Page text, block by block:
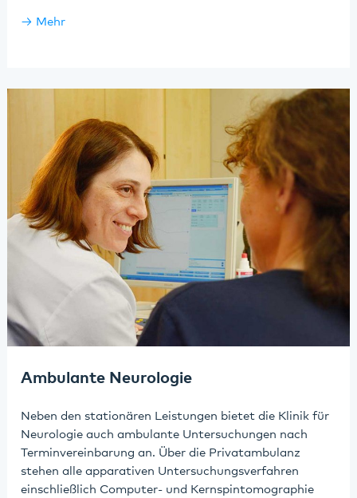
Mehr
Ambulante Neurologie
Neben den stationären Leistungen bietet die Klinik für
Neurologie auch ambulante Untersuchungen nach
Terminvereinbarung an. Über die Privatambulanz
stehen alle apparativen Untersuchungsverfahren
einschließlich Computer- und Kernspintomographie